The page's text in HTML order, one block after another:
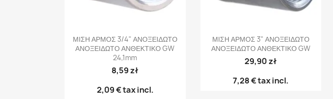
Γρήγορη προβολή
ΜΙΣΗ ΑΡΜΟΣ 3/4" ΑΝΟΞΕΙΔΩΤΟ
ΑΝΟΞΕΙΔΩΤΟ ΑΝΘΕΚΤΙΚΟ GW
24,1mm
8,59 zł
2,09 €tax incl.
Γρήγορη προβολή
ΜΙΣΗ ΑΡΜΟΣ 3" ΑΝΟΞΕΙΔΩΤΟ
ΑΝΟΞΕΙΔΩΤΟ ΑΝΘΕΚΤΙΚΟ GW
29,90 zł
7,28 €tax incl.